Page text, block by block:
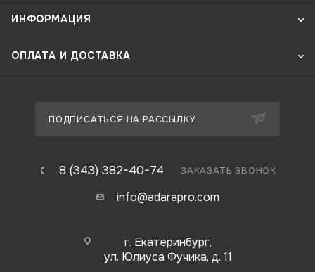
ИНФОРМАЦИЯ
ОПЛАТА И ДОСТАВКА
ПОДПИСАТЬСЯ НА РАССЫЛКУ
8 (343) 382-40-74 ЗАКАЗАТЬ ЗВОНОК
info@adarapro.com
г. Екатеринбург,
ул. Юлиуса Фучика, д. 11